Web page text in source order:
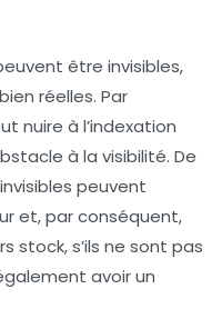
être invisibles,
réelles. Par
nuire à l’indexation
à la visibilité. De
peuvent
et, par conséquent,
stock, s’ils ne sont pas
avoir un